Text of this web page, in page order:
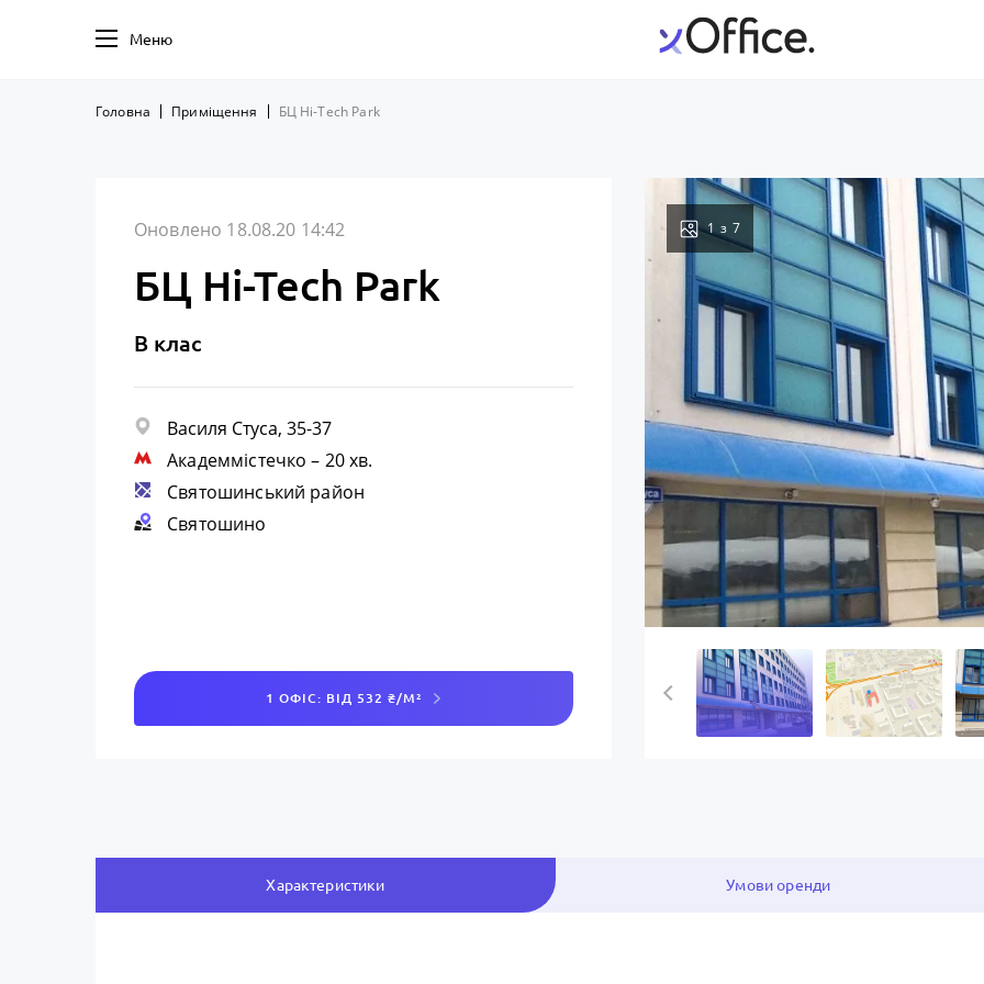
Меню
Головна Приміщення БЦ Hi-Tech Park
Оновлено 18.08.20 14:42
БЦ Hi-Tech Park
B клас
Василя Стуса, 35-37
Академмістечко – 20 хв.
Святошинський район
Святошино
1 ОФІС: ВІД 532 ₴/М²
1 з 7
Характеристики Умови оренди